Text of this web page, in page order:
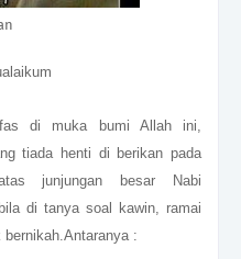
di muka bumi Allah ini,
tiada henti di berikan pada
junjungan besar Nabi
di tanya soal kawin, ramai
bernikah.Antaranya :